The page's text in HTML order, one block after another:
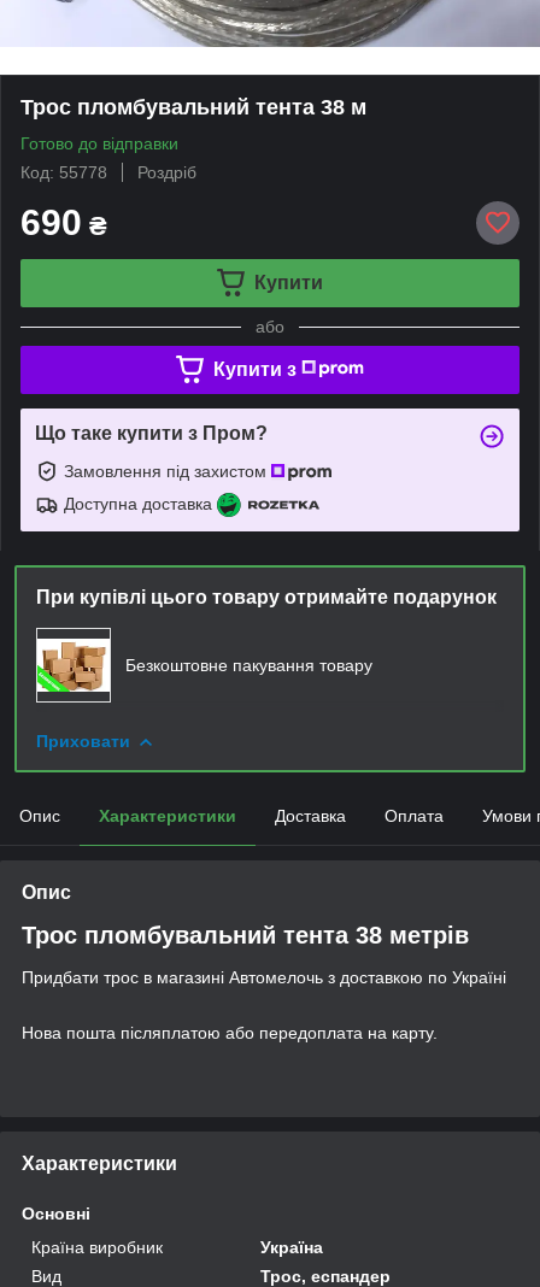
Трос пломбувальний тента 38 м
Готово до відправки
Код: 55778
Роздріб
690 ₴
Купити
або
Купити з
Що таке купити з Пром?
Замовлення під захистом
Доступна доставка
При купівлі цього товару отримайте подарунок
Безкоштовне пакування товару
Приховати
Опис Характеристики Доставка Оплата Умови
Опис
Трос пломбувальний тента 38 метрів
Придбати трос в магазині Автомелочь з доставкою по Україні
Нова пошта післяплатою або передоплата на карту.
Характеристики
Основні
Країна виробник
Україна
Вид
Трос, еспандер